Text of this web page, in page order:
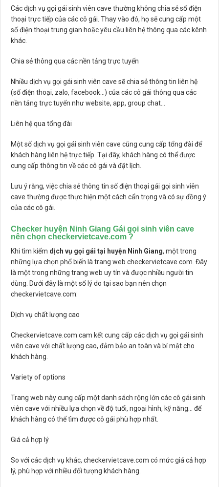
Các dịch vụ gọi gái sinh viên cave thường không chia sẻ số điện
thoại trực tiếp của các cô gái. Thay vào đó, họ sẽ cung cấp một
số điện thoại trung gian hoặc yêu cầu liên hệ thông qua các kênh
khác.
Chia sẻ thông qua các nền tảng trực tuyến
Nhiều dịch vụ gọi gái sinh viên cave sẽ chia sẻ thông tin liên hệ
(số điện thoại, zalo, facebook…) của các cô gái thông qua các
nền tảng trực tuyến như website, app, group chat…
Liên hệ qua tổng đài
Một số dịch vụ gọi gái sinh viên cave cũng cung cấp tổng đài để
khách hàng liên hệ trực tiếp. Tại đây, khách hàng có thể được
cung cấp thông tin về các cô gái và đặt lịch.
Lưu ý rằng, việc chia sẻ thông tin số điện thoại gái gọi sinh viên
cave thường được thực hiện một cách cẩn trọng và có sự đồng ý
của các cô gái.
Checker huyện Ninh Giang Gái gọi sinh viên cave
nên chọn checkervietcave.com ?
Khi tìm kiếm dịch vụ gọi gái tại huyện Ninh Giang, một trong
những lựa chọn phổ biến là trang web checkervietcave.com. Đây
là một trong những trang web uy tín và được nhiều người tin
dùng. Dưới đây là một số lý do tại sao bạn nên chọn
checkervietcave.com:
Dịch vụ chất lượng cao
Checkervietcave.com cam kết cung cấp các dịch vụ gọi gái sinh
viên cave với chất lượng cao, đảm bảo an toàn và bí mật cho
khách hàng.
Variety of options
Trang web này cung cấp một danh sách rộng lớn các cô gái sinh
viên cave với nhiều lựa chọn về độ tuổi, ngoại hình, kỹ năng… để
khách hàng có thể tìm được cô gái phù hợp nhất.
Giá cả hợp lý
So với các dịch vụ khác, checkervietcave.com có mức giá cả hợp
lý, phù hợp với nhiều đối tượng khách hàng.